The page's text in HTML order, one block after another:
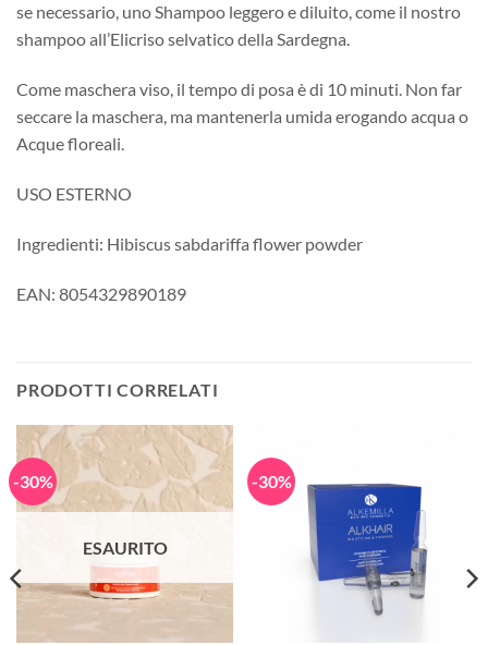
se necessario, uno Shampoo leggero e diluito, come il nostro
shampoo all’Elicriso selvatico della Sardegna.
Come maschera viso, il tempo di posa è di 10 minuti. Non far
seccare la maschera, ma mantenerla umida erogando acqua o
Acque floreali.
USO ESTERNO
Ingredienti: Hibiscus sabdariffa flower powder
EAN: 8054329890189
PRODOTTI CORRELATI
-30%
ESAURITO
-30%